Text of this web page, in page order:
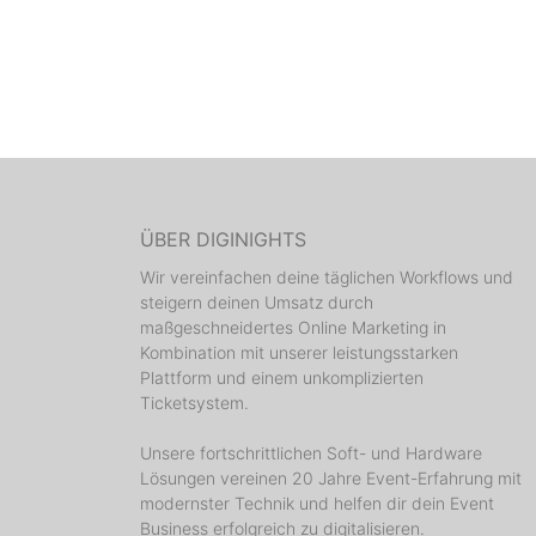
ÜBER DIGINIGHTS
Wir vereinfachen deine täglichen Workflows und
steigern deinen Umsatz durch
maßgeschneidertes Online Marketing in
Kombination mit unserer leistungsstarken
Plattform und einem unkomplizierten
Ticketsystem.
Unsere fortschrittlichen Soft- und Hardware
Lösungen vereinen 20 Jahre Event-Erfahrung mit
modernster Technik und helfen dir dein Event
Business erfolgreich zu digitalisieren.